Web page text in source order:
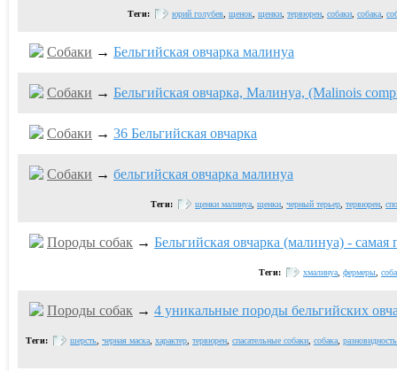
Теги: юрий голубев щенок щенки тервюрен собаки собака
Собаки → Бельгийская овчарка малинуа
Собаки → Бельгийская овчарка, Малинуа, (Malinois
Собаки → 36 Бельгийская овчарка
Собаки → бельгийская овчарка малинуа
Теги: щенки малинуа щенки черный терьер тервюрен
Породы собак → Бельгийская овчарка (малинуа) -
Теги: хмалинуа фермеры
Породы собак → 4 уникальные породы бельгийских
Теги: шерсть черная маска характер тервюрен спасательные собаки собака разновидность